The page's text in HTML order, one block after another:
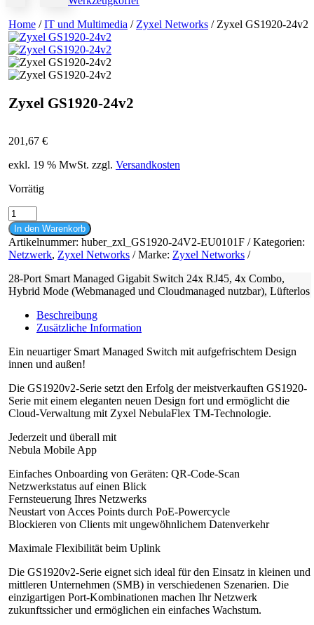
Home /IT und Multimedia / Zyxel Networks / Zyxel GS1920-24v2
Zyxel GS1920-24v2
201,67 €
exkl. 19 % MwSt. zzgl. Versandkosten
Vorrätig
Zyxel
GS1920-
24v2
Menge
In den Warenkorb
Artikelnummer: huber_zxl_GS1920-24V2-EU0101F
Kategorien:
Netzwerk, Zyxel Networks Marke: Zyxel Networks
28-Port Smart Managed Gigabit Switch 24x RJ45, 4x Combo,
Hybrid Mode (Webmanaged und Cloudmanaged nutzbar), Lüfterlos
Beschreibung
Zusätzliche Information
Ein neuartiger Smart Managed Switch mit aufgefrischtem Design
innen und außen!
Die GS1920v2-Serie setzt den Erfolg der meistverkauften GS1920-
Serie mit einem eleganten neuen Design fort und ermöglicht die
Cloud-Verwaltung mit Zyxel NebulaFlex TM-Technologie.
Jederzeit und überall mit
Nebula Mobile App
Einfaches Onboarding von Geräten: QR-Code-Scan
Netzwerkstatus auf einen Blick
Fernsteuerung Ihres Netzwerks
Neustart von Acces Points durch PoE-Powercycle
Blockieren von Clients mit ungewöhnlichem Datenverkehr
Maximale Flexibilität beim Uplink
Die GS1920v2-Serie eignet sich ideal für den Einsatz in kleinen und
mittleren Unternehmen (SMB) in verschiedenen Szenarien. Die
einzigartigen Port-Kombinationen machen Ihr Netzwerk
zukunftssicher und ermöglichen ein einfaches Wachstum.